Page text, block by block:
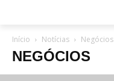
Início Notícias Negócios
NEGÓCIOS